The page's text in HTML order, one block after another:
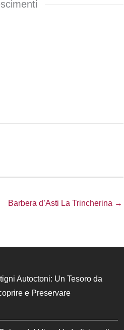
Barbera d’Asti La Trincherina →
Autoctoni: Un Tesoro da
e Preservare